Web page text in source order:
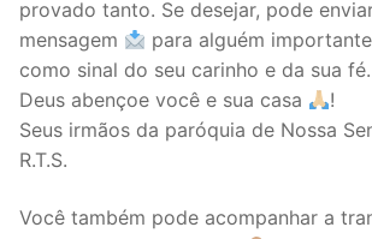
provado tanto. Se desejar, pode
mensagem
para alguém
como sinal do seu carinho e da sua fé.
Deus abençoe você e sua casa
!
Seus irmãos da paróquia de Nossa
R.T.S.
Você também pode acompanhar a